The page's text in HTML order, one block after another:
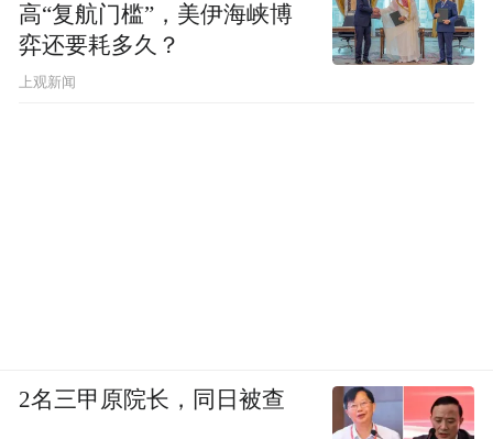
高“复航门槛”，美伊海峡博
弈还要耗多久？
上观新闻
2名三甲原院长，同日被查